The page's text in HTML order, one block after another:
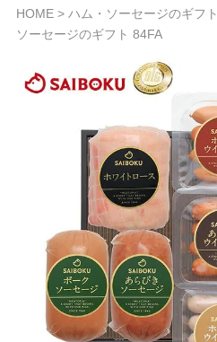
HOME ハム・ソーセージのギフト
ソーセージのギフト 84FA